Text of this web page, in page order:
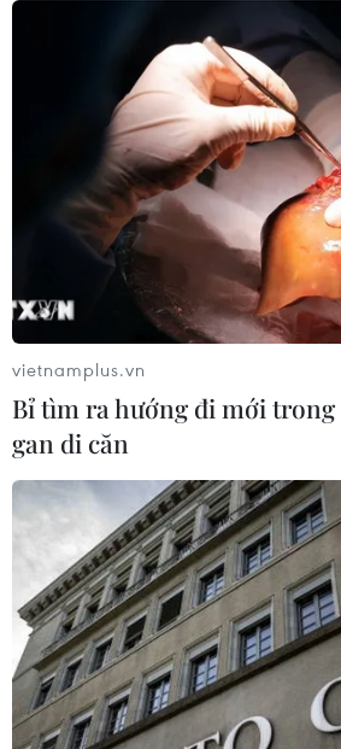
Pháp mở các điểm tắm
phục vụ người dân trong mùa Hè
nắng nóng
06/08/2026 03:02
Bất chấp nắng nóng kỷ lục, du
châu Á vẫn đổ sang châu Âu
Đâm dao ở trung tâm London, một
nữ nghi phạm bị bắt giữ
05/08/2026 15:07
Công an Lào Cai kịp thời cứu
trợ người dân trong tình huống
cấp
05/08/2026 10:10
vietnamplus.vn
Bỉ tìm ra hướng đi mới
gan di căn